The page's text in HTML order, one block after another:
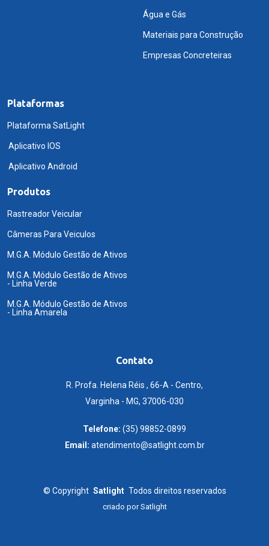
Água e Gás
Materiais para Construção
Empresas Concreteiras
Plataformas
Plataforma SatLight
Aplicativo IOS
Aplicativo Android
Produtos
Rastreador Veicular
Câmeras Para Veiculos
M.G.A. Módulo Gestão de Ativos
M.G.A. Módulo Gestão de Ativos
- Linha Verde
M.G.A. Módulo Gestão de Ativos
- Linha Amarela
Contato
R. Profa. Helena Réis , 66-A - Centro,
Varginha - MG, 37006-030
Telefone: (35) 98852-0899
Email: atendimento@satlight.com.br
© Copyright Satlight Todos direitos reservados
criado porSatlight